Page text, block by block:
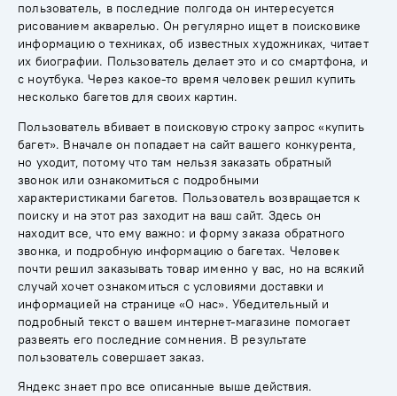
пользователь, в последние полгода он интересуется
рисованием акварелью. Он регулярно ищет в поисковике
информацию о техниках, об известных художниках, читает
их биографии. Пользователь делает это и со смартфона, и
с ноутбука. Через какое-то время человек решил купить
несколько багетов для своих картин.
Пользователь вбивает в поисковую строку запрос «купить
багет». Вначале он попадает на сайт вашего конкурента,
но уходит, потому что там нельзя заказать обратный
звонок или ознакомиться с подробными
характеристиками багетов. Пользователь возвращается к
поиску и на этот раз заходит на ваш сайт. Здесь он
находит все, что ему важно: и форму заказа обратного
звонка, и подробную информацию о багетах. Человек
почти решил заказывать товар именно у вас, но на всякий
случай хочет ознакомиться с условиями доставки и
информацией на странице «О нас». Убедительный и
подробный текст о вашем интернет-магазине помогает
развеять его последние сомнения. В результате
пользователь совершает заказ.
Яндекс знает про все описанные выше действия.